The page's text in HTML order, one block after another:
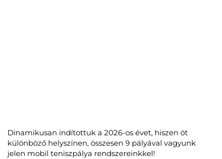
Dinamikusan indítottuk a 2026-os évet, hiszen öt
különböző helyszínen, összesen 9 pályával vagyunk
jelen mobil teniszpálya rendszereinkkel!